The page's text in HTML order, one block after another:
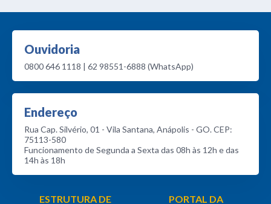
Ouvidoria
0800 646 1118 | 62 98551-6888 (WhatsApp)
Endereço
Rua Cap. Silvério, 01 - Vila Santana, Anápolis - GO. CEP:
75113-580
Funcionamento de Segunda a Sexta das 08h às 12h e das
14h às 18h
ESTRUTURA DE PORTAL DA